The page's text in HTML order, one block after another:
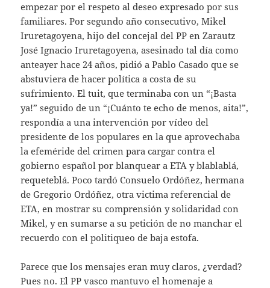
empezar por el respeto al deseo expresado por sus
familiares. Por segundo año consecutivo, Mikel
Iruretagoyena, hijo del concejal del PP en Zarautz
José Ignacio Iruretagoyena, asesinado tal día como
anteayer hace 24 años, pidió a Pablo Casado que se
abstuviera de hacer política a costa de su
sufrimiento. El tuit, que terminaba con un “¡Basta
ya!” seguido de un “¡Cuánto te echo de menos, aita!”,
respondía a una intervención por vídeo del
presidente de los populares en la que aprovechaba
la efeméride del crimen para cargar contra el
gobierno español por blanquear a ETA y blablablá,
requeteblá. Poco tardó Consuelo Ordóñez, hermana
de Gregorio Ordóñez, otra victima referencial de
ETA, en mostrar su comprensión y solidaridad con
Mikel, y en sumarse a su petición de no manchar el
recuerdo con el politiqueo de baja estofa.
Parece que los mensajes eran muy claros, ¿verdad?
Pues no. El PP vasco mantuvo el homenaje a